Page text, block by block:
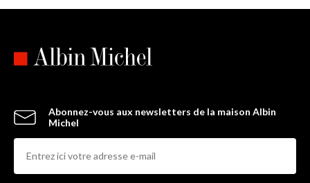
Abonnez-vous aux newsletters de la maison Albin
Michel